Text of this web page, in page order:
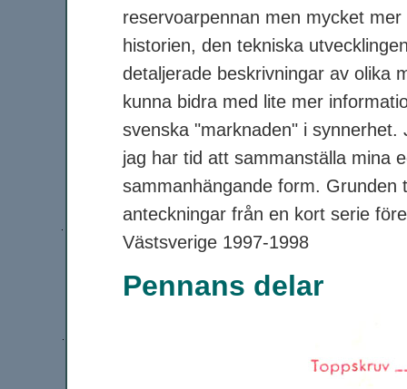
reservoarpennan men mycket
historien, den tekniska
detaljerade beskrivningar av olika
kunna bidra med lite mer
svenska "marknaden" i
jag har tid att sammanställa mina
sammanhängande form.
anteckningar från en kort serie
Västsverige 1997-1998
Pennans delar